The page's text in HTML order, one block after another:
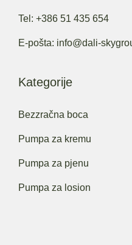
Tel: +386 51 435 654
E-pošta: info@dali-
Kategorije
Bezzračna boca
Pumpa za kremu
Pumpa za pjenu
Pumpa za losion